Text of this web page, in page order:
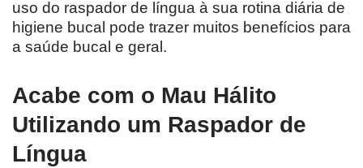
uso do raspador de língua à sua rotina diária de
higiene bucal pode trazer muitos benefícios para
a saúde bucal e geral.
Acabe com o Mau Hálito
Utilizando um Raspador de
Língua